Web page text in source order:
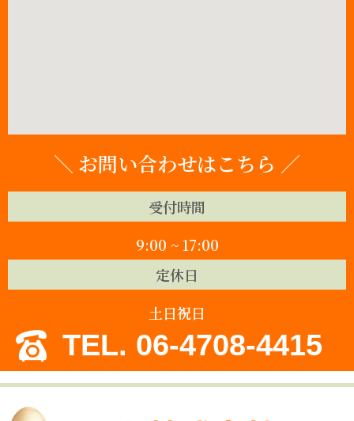
＼ お問い合わせはこちら ／
受付時間
9:00 ~ 17:00
定休日
土日祝日
TEL. 06-4708-4415